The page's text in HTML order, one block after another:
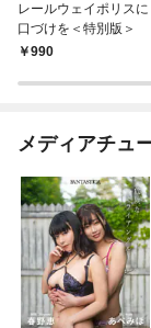
レールウェイポリスに
口づけを＜特別版＞
990
メディアチュ